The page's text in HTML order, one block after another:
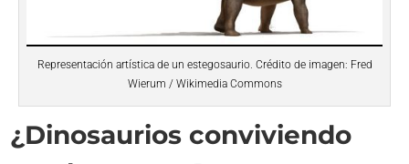
Representación artística de un estegosaurio. Crédito de imagen: Fred
Wierum / Wikimedia Commons
¿Dinosaurios conviviendo